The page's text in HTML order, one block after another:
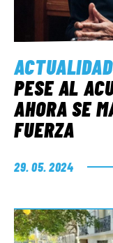
ACTUALIDAD
PESE AL
AHORA SE
FUERZA
29. 05. 2024